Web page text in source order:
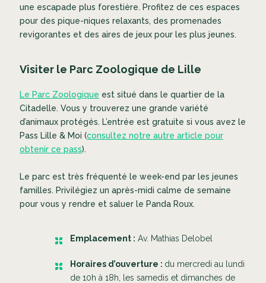
une escapade plus forestière. Profitez de ces espaces
pour des pique-niques relaxants, des promenades
revigorantes et des aires de jeux pour les plus jeunes.
Visiter le Parc Zoologique de Lille
Le Parc Zoologique est situé dans le quartier de la
Citadelle. Vous y trouverez une grande variété
d’animaux protégés. L’entrée est gratuite si vous avez le
Pass Lille & Moi (consultez notre autre article pour
obtenir ce pass).
Le parc est très fréquenté le week-end par les jeunes
familles. Privilégiez un après-midi calme de semaine
pour vous y rendre et saluer le Panda Roux.
Emplacement : Av. Mathias Delobel
Horaires d’ouverture : du mercredi au lundi
de 10h à 18h, les samedis et dimanches de